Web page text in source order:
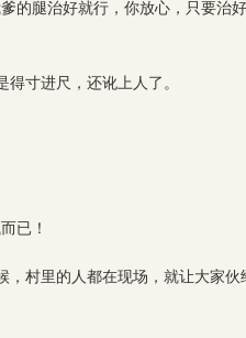
的腿治好就行，你放心，只要治
寸进尺，还讹上人了。
已！
村里的人都在现场，就让大家伙